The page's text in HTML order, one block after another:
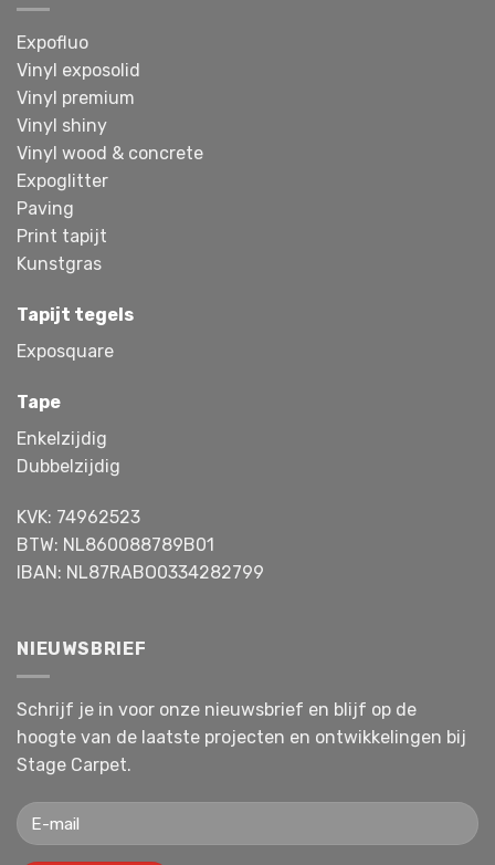
Expofluo
Vinyl exposolid
Vinyl premium
Vinyl shiny
Vinyl wood & concrete
Expoglitter
Paving
Print tapijt
Kunstgras
Tapijt tegels
Exposquare
Tape
Enkelzijdig
Dubbelzijdig
KVK: 74962523
BTW: NL860088789B01
IBAN: NL87RABO0334282799
NIEUWSBRIEF
Schrijf je in voor onze nieuwsbrief en blijf op de
hoogte van de laatste projecten en ontwikkelingen bij
Stage Carpet.